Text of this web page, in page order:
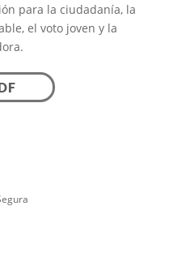
para la ciudadanía, la
el voto joven y la